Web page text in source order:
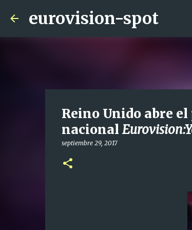
eurovision-spot
Reino Unido abre
nacional
septiembre 29, 2017